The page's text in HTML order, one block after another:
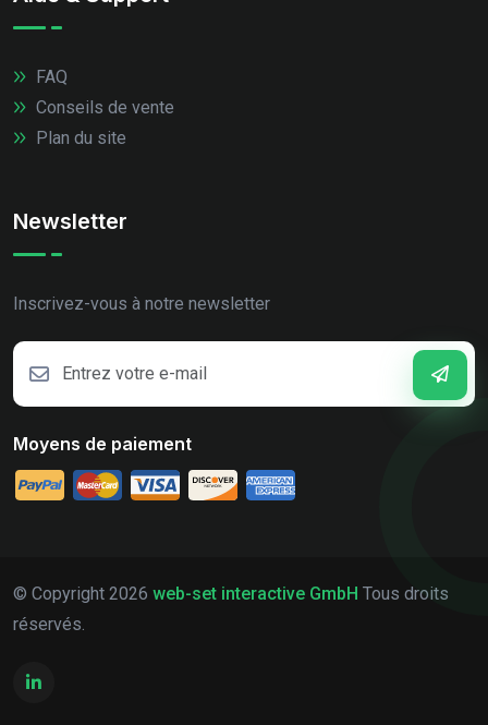
FAQ
Conseils de vente
Plan du site
Newsletter
Inscrivez-vous à notre newsletter
Moyens de paiement
© Copyright 2026 web-set interactive GmbH Tous droits
réservés.